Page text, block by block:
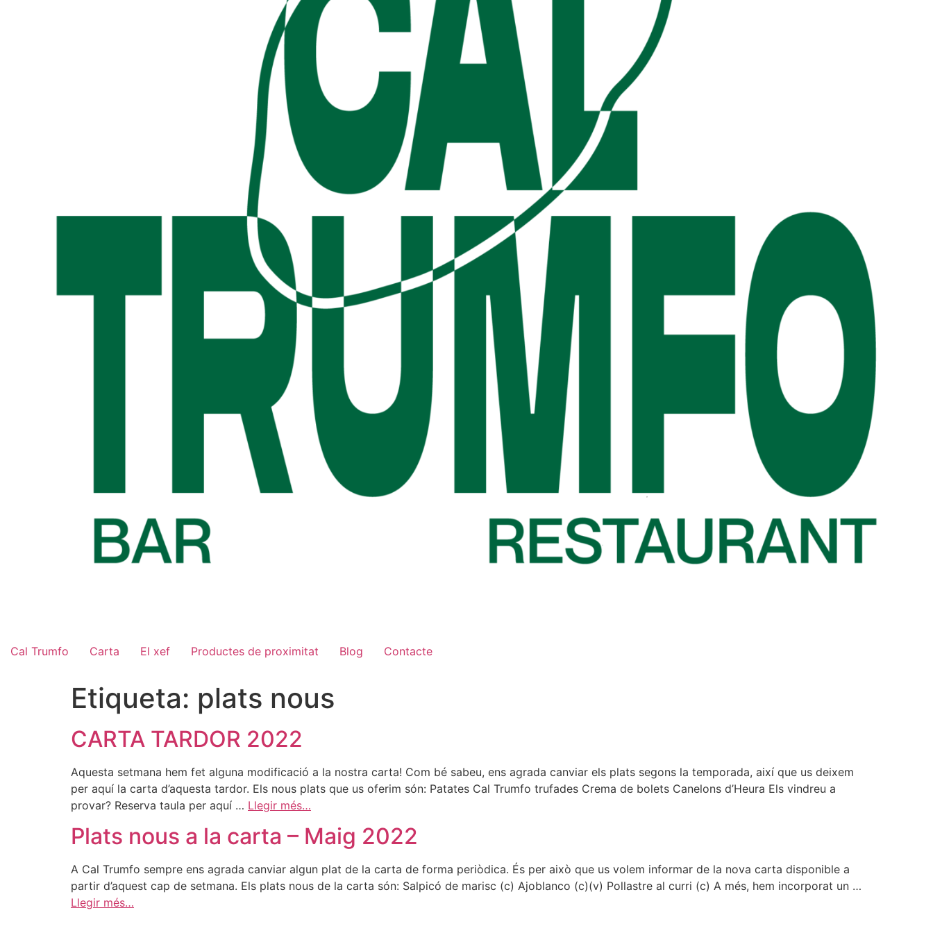
Cal Trumfo Carta El xef Productes de proximitat Blog Contacte
Etiqueta: plats nous
CARTA TARDOR 2022
Aquesta setmana hem fet alguna modificació a la nostra carta! Com bé sabeu, ens agrada canviar els plats segons la temporada, així que us deixem
per aquí la carta d’aquesta tardor. Els nous plats que us oferim són: Patates Cal Trumfo trufades Crema de bolets Canelons d’Heura Els vindreu a
provar? Reserva taula per aquí … Llegir més…
Plats nous a la carta – Maig 2022
A Cal Trumfo sempre ens agrada canviar algun plat de la carta de forma periòdica. És per això que us volem informar de la nova carta disponible a
partir d’aquest cap de setmana. Els plats nous de la carta són: Salpicó de marisc (c) Ajoblanco (c)(v) Pollastre al curri (c) A més, hem incorporat un …
Llegir més…